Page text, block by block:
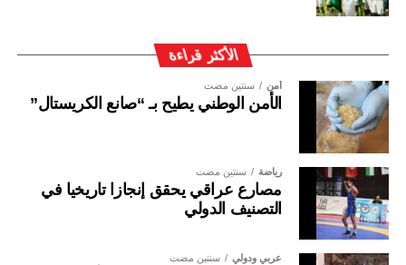
الأكثر قراءة
أمن سنتين مضت
الأمن الوطني يطيح بـ “صانع الكريستال”
رياضة سنتين مضت
مصارع عراقي يحقق إنجازا تاريخيا في
التصنيف الدولي
عربي ودولي سنتين مضت